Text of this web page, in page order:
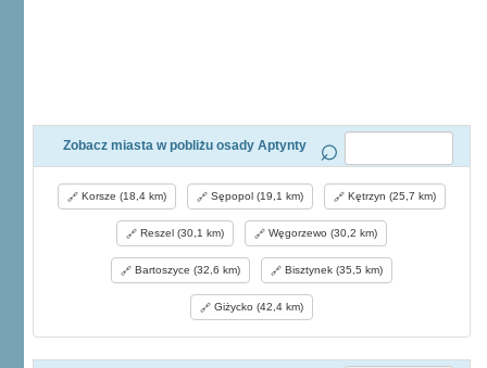
Zobacz miasta w pobliżu osady Aptynty
Korsze (18,4 km) Sępopol (19,1 km) Kętrzyn (25,7 km)
Reszel (30,1 km) Węgorzewo (30,2 km)
Bartoszyce (32,6 km) Bisztynek (35,5 km)
Giżycko (42,4 km)